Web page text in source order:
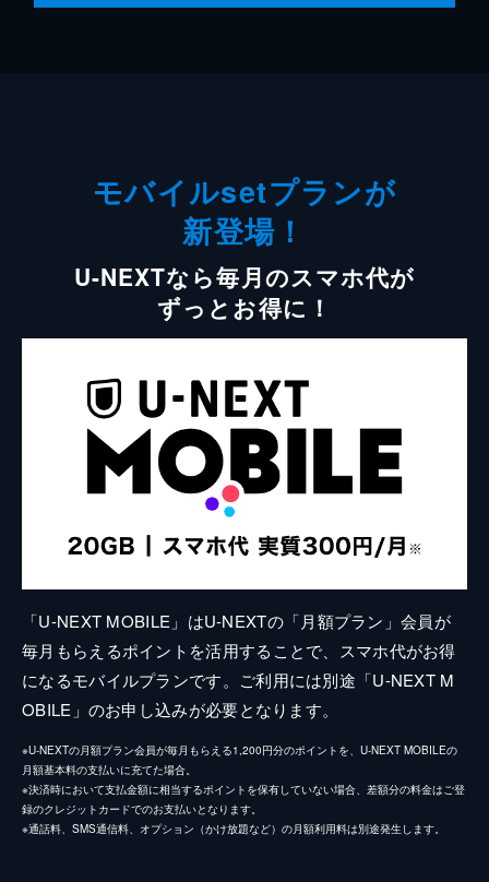
モバイルsetプランが
新登場！
U-NEXTなら毎月のスマホ代が
ずっとお得に！
「U-NEXT MOBILE」はU-NEXTの「月額プラン」会員が
毎月もらえるポイントを活用することで、スマホ代がお得
になるモバイルプランです。ご利用には別途「U-NEXT M
OBILE」のお申し込みが必要となります。
※U-NEXTの月額プラン会員が毎月もらえる1,200円分のポイントを、U-NEXT MOBILEの
月額基本料の支払いに充てた場合。
※決済時において支払金額に相当するポイントを保有していない場合、差額分の料金はご登
録のクレジットカードでのお支払いとなります。
※通話料、SMS通信料、オプション（かけ放題など）の月額利用料は別途発生します。